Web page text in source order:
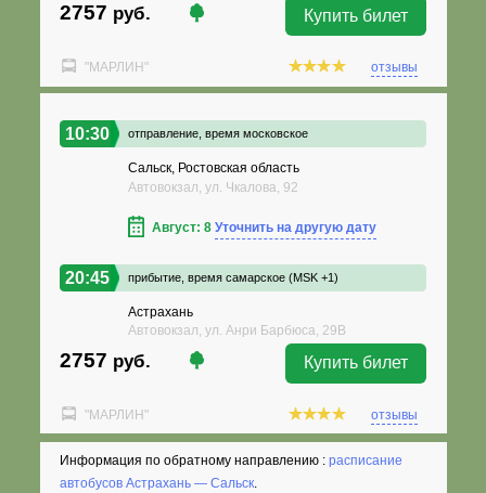
2757 руб. Купить билет
"МАРЛИН" отзывы
10:30 отправление, время московское
Сальск, Ростовская область
Автовокзал, ул. Чкалова, 92
Август: 8 Уточнить на другую дату
20:45 прибытие, время самарское (MSK +1)
Астрахань
Автовокзал, ул. Анри Барбюса, 29В
2757 руб. Купить билет
"МАРЛИН" отзывы
Информация по обратному направлению :расписание
автобусов Астрахань — Сальск.